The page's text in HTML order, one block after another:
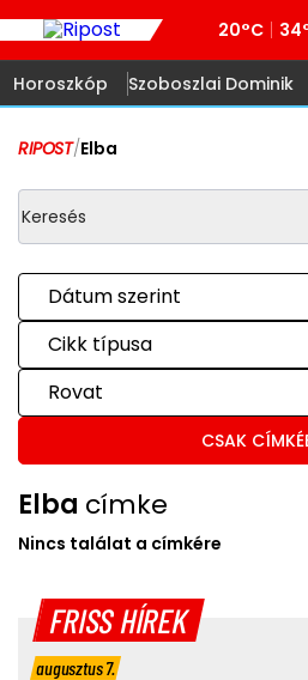
20°C
Horoszkóp Szoboszlai Dominik
RIPOST/Elba
Dátum szerint
Cikk típusa
Rovat
CSAK
Elba címke
Nincs találat a címkére
FRISS HÍREK
augusztus 7.